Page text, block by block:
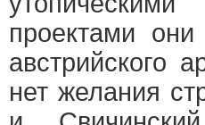
проектами
австрийского
нет желания